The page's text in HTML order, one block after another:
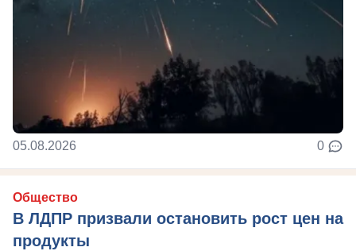
05.08.2026 0
Общество
В ЛДПР призвали остановить рост цен на
продукты